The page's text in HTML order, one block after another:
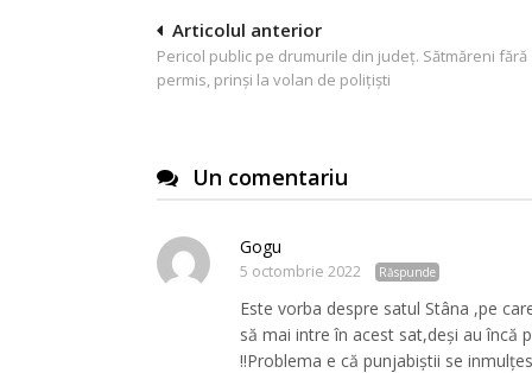
Navigare
în
Articolul anterior
Pericol public pe drumurile din județ. Sătmăreni fără
permis, prinși la volan de polițiști
Un comentariu
Gogu
5 octombrie 2022 Răspunde
Este vorba despre satul Stâna ,pe
să mai intre în acest sat,deși au încă
!!Problema e că punjabiștii se